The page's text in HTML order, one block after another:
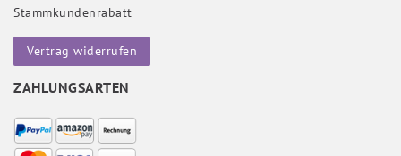
Stammkundenrabatt
Vertrag widerrufen
ZAHLUNGSARTEN